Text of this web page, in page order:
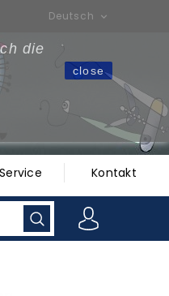
die
close
Deutsch 
Service Kontakt